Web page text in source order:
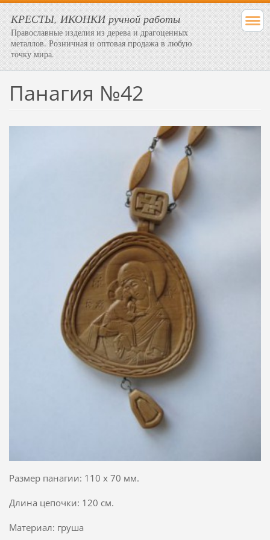
КРЕСТЫ, ИКОНКИ ручной работы
Православные изделия из дерева и драгоценных
металлов. Розничная и оптовая продажа в любую
точку мира.
Панагия №42
Размер панагии: 110 х 70 мм.
Длина цепочки: 120 см.
Материал: груша